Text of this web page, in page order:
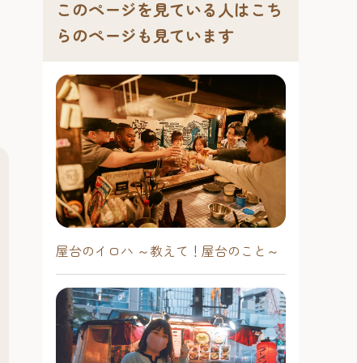
このページを見ている人はこち
らのページも見ています
屋台のイロハ ～教えて！屋台のこと～